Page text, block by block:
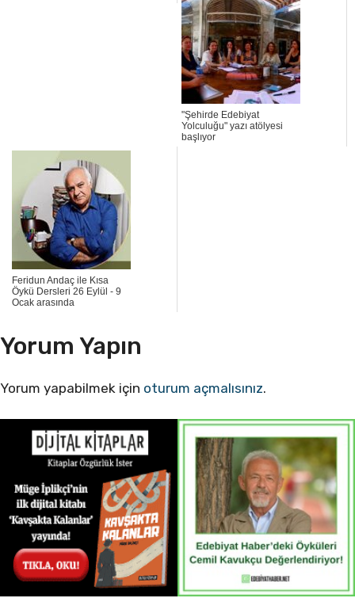
"Şehirde Edebiyat
Yolculuğu" yazı atölyesi
başlıyor
Feridun Andaç ile Kısa
Öykü Dersleri 26 Eylül - 9
Ocak arasında
Yorum Yapın
Yorum yapabilmek için oturum açmalısınız.